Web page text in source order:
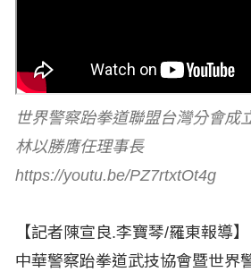
世界警察跆拳道聯盟台灣分會成
林以勝膺任理事長
https://youtu.be/PZ7rtxtOt4g
【記者陳宣良.李寶琴/羅東報導】
中華警察跆拳道武技協會暨世界